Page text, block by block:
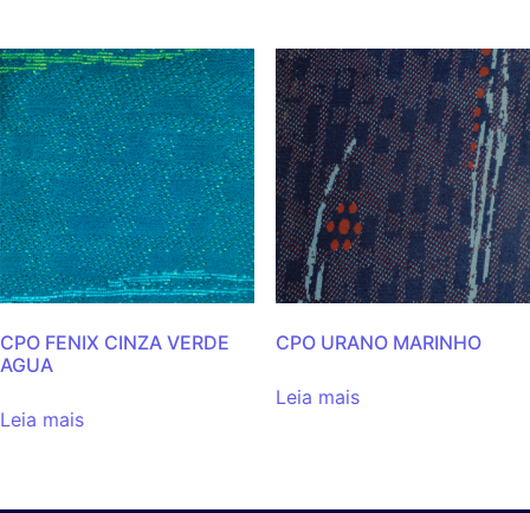
CPO FENIX CINZA VERDE
AGUA
Leia mais
CPO URANO MARINHO
Leia mais